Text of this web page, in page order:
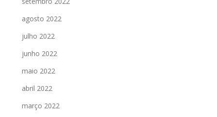
agosto 2022
julho 2022
junho 2022
maio 2022
abril 2022
março 2022